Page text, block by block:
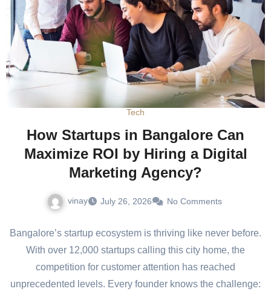
Tech
How Startups in Bangalore Can
Maximize ROI by Hiring a Digital
Marketing Agency?
vinay July 26, 2026 No Comments
Bangalore’s startup ecosystem is thriving like never before.
With over 12,000 startups calling this city home, the
competition for customer attention has reached
unprecedented levels. Every founder knows the challenge: